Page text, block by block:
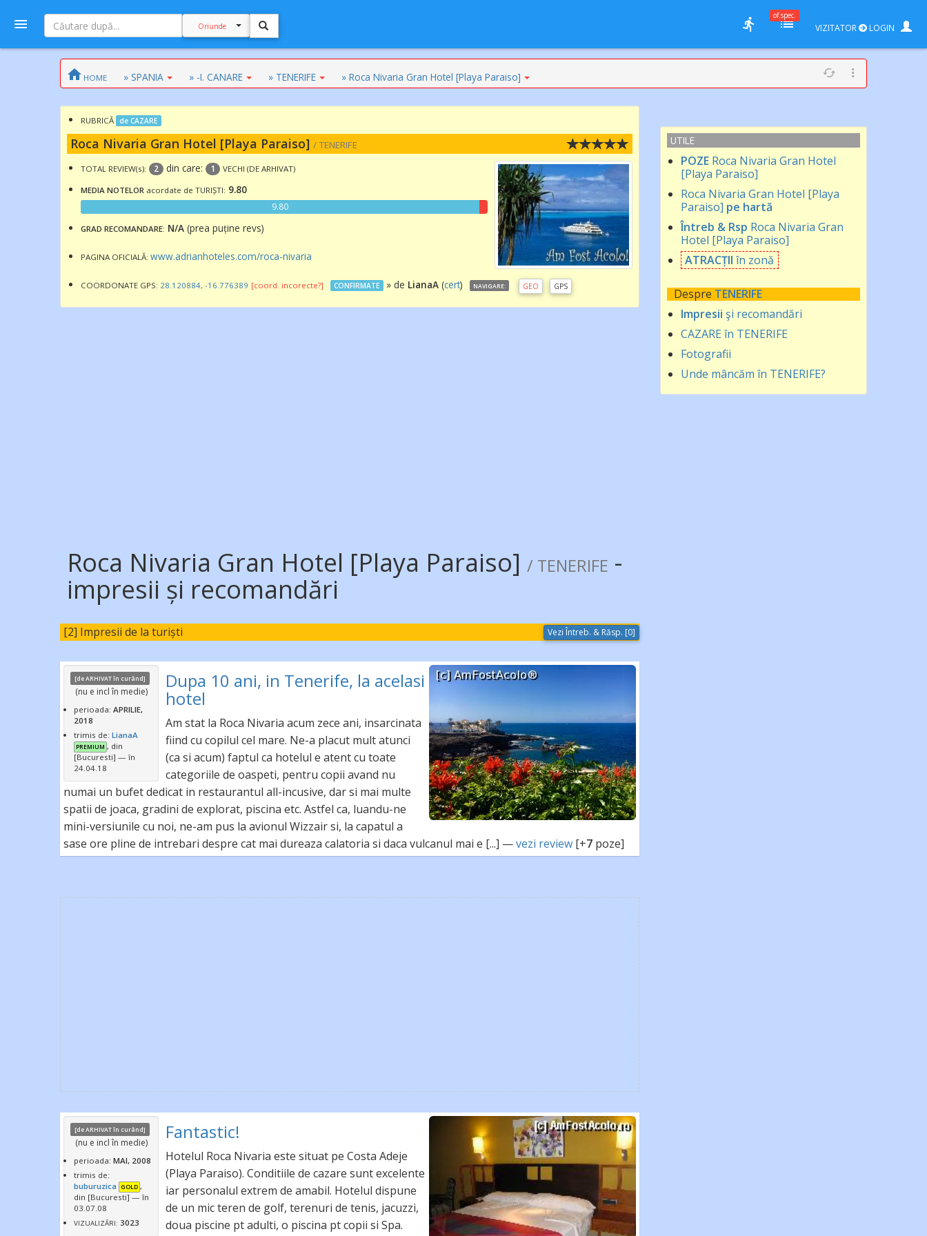
Oriunde
of.spec.
VIZITATOR LOGIN
HOME » SPANIA » -I. CANARE » TENERIFE » Roca Nivaria Gran Hotel [Playa Paraiso]
RUBRICĂ de CAZARE
Roca Nivaria Gran Hotel [Playa Paraiso] / TENERIFE
TOTAL REVIEW(s): 2 din care: 1 VECHI (DE ARHIVAT)
MEDIA NOTELOR acordate de TURIȘTI: 9.80
9.80
GRAD RECOMANDARE: N/A (prea puține revs)
PAGINA OFICIALĂ: www.adrianhoteles.com/roca-nivaria
COORDONATE GPS: 28.120884, -16.776389 [coord. incorecte?] CONFIRMATE » de LianaA (cert) NAVIGARE: GEO GPS
Roca Nivaria Gran Hotel [Playa Paraiso] / TENERIFE -
impresii și recomandări
Vezi Întreb. & Răsp. [0]
[2] Impresii de la turiști
[de ARHIVATîn curând]
(nu e incl în medie)
perioada: APRILIE,
2018
trimis de: LianaA
PREMIUM , din
[Bucuresti] — în
24.04.18
Dupa 10 ani, in Tenerife, la acelasi
hotel
Am stat la Roca Nivaria acum zece ani, insarcinata
fiind cu copilul cel mare. Ne-a placut mult atunci
(ca si acum) faptul ca hotelul e atent cu toate
categoriile de oaspeti, pentru copii avand nu
numai un bufet dedicat in restaurantul all-incusive, dar si mai multe
spatii de joaca, gradini de explorat, piscina etc. Astfel ca, luandu-ne
mini-versiunile cu noi, ne-am pus la avionul Wizzair si, la capatul a
sase ore pline de intrebari despre cat mai dureaza calatoria si daca vulcanul mai e [...] —vezi review [+7 poze]
[de ARHIVATîn curând]
(nu e incl în medie)
perioada: MAI, 2008
trimis de:
buburuzica
GOLD ,
din [Bucuresti] — în
03.07.08
VIZUALIZĂRI: 3023
Fantastic!
Hotelul Roca Nivaria este situat pe Costa Adeje
(Playa Paraiso). Conditiile de cazare sunt excelente
iar personalul extrem de amabil. Hotelul dispune
de un mic teren de golf, terenuri de tenis, jacuzzi,
doua piscine pt adulti, o piscina pt copii si Spa.
UTILE
POZE Roca Nivaria Gran Hotel
[Playa Paraiso]
Roca Nivaria Gran Hotel [Playa
Paraiso] pe hartă
Întreb & Rsp Roca Nivaria Gran
Hotel [Playa Paraiso]
ATRACȚII în zonă
Despre TENERIFE
Impresii şi recomandări
CAZARE în TENERIFE
Fotografii
Unde mâncăm în TENERIFE?